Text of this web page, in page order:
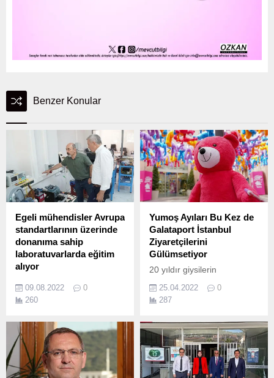
Benzer Konular
Egeli mühendisler Avrupa
standartlarının üzerinde
donanıma sahip
laboratuvarlarda eğitim
alıyor
Türkiye’nin ilk Avrupa
standartlarına uygun
Topraklama Bahçesi
Laboratuvarları hem
öğrencilere hem de sektöre
hizmet veriyor.
09.08.2022
0
260
Yumoş Ayıları Bu Kez de
Galataport İstanbul
Ziyaretçilerini
Gülümsetiyor
20 yıldır giysilerin
bakımını üstlenen Yumoş’un
sembolü haline gelen ikonik
sonra bu kez de Galataport
İstanbul’da sürpriz bir
şekilde ortaya çıkarak
insanları gülümsetiyor.
25.04.2022
0
287